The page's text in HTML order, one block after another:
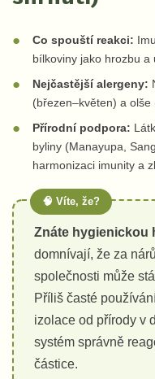
Co spouští reakci:
bílkoviny jako hrozbu a
Nejčastější alergeny:
(březen–květen) a olše
Přírodní podpora:
byliny (Manayupa,
harmonizaci imunity a
Znáte hygienickou
domnívají, že za
společnosti může
Příliš časté
izolace od přírody v
systém správně
částice.